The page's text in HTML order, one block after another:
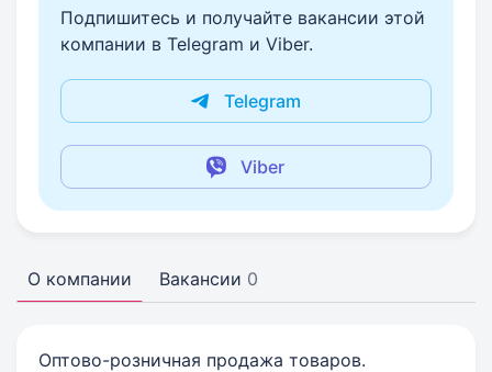
Подпишитесь и получайте вакансии этой
компании в Telegram и Viber.
Telegram
Viber
О компании Вакансии 0
Оптово-розничная продажа товаров.